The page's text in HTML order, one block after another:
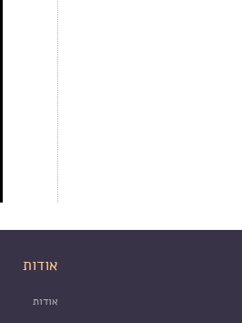
אודות
אודות